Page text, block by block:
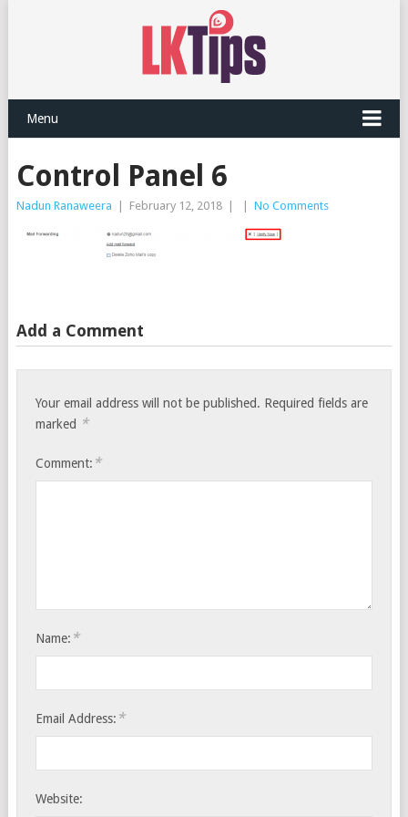
Menu
Control Panel 6
Nadun Ranaweera February 12, 2018 No Comments
Add a Comment
Your email address will not be published. Required fields are
marked *
Comment: *
Name: *
Email Address: *
Website: